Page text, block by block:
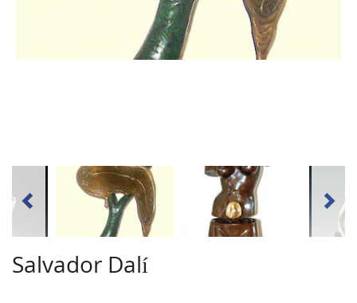
Salvador Dalí